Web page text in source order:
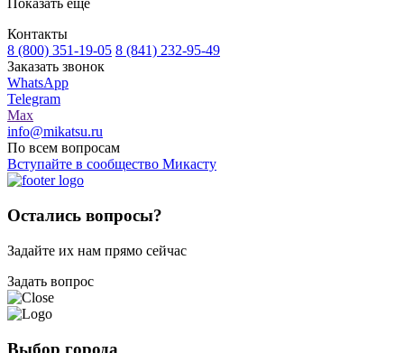
Показать еще
Контакты
8 (800) 351-19-05 8 (841) 232-95-49
Заказать звонок
WhatsApp
Telegram
Max
info@mikatsu.ru
По всем вопросам
Вступайте в сообщество Микасту
Остались вопросы?
Задайте их нам прямо сейчас
Задать вопрос
Выбор города